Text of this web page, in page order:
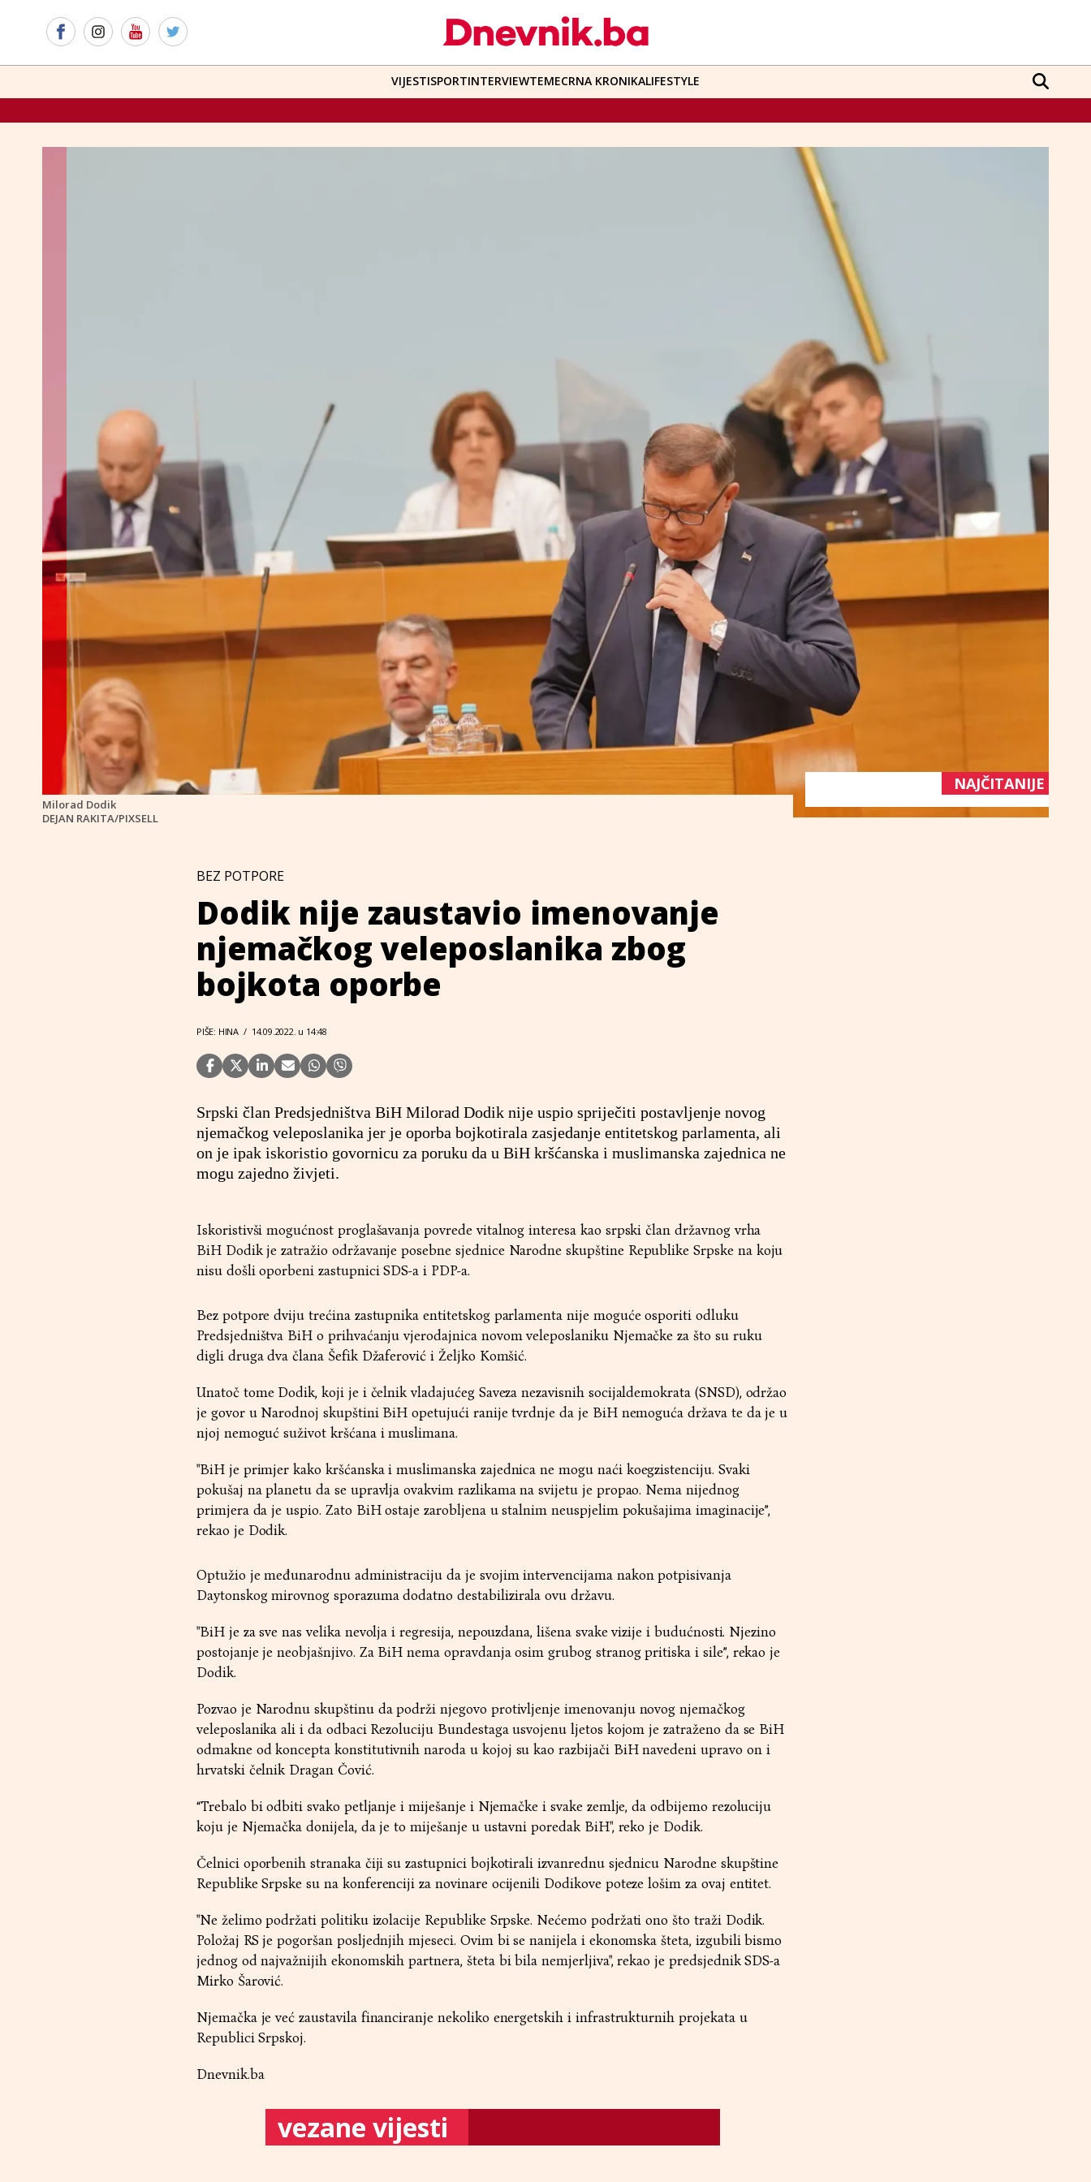
VIJESTISPORTINTERVIEWTEMECRNA KRONIKALIFESTYLE
Milorad Dodik
DEJAN RAKITA/PIXSELL
BEZ POTPORE
Dodik nije zaustavio imenovanje
njemačkog veleposlanika zbog
bojkota oporbe
PIŠE: HINA / 14.09.2022. u 14:48
Srpski član Predsjedništva BiH Milorad Dodik nije uspio spriječiti postavljenje novog
njemačkog veleposlanika jer je oporba bojkotirala zasjedanje entitetskog parlamenta, ali
on je ipak iskoristio govornicu za poruku da u BiH kršćanska i muslimanska zajednica ne
mogu zajedno živjeti.
Iskoristivši mogućnost proglašavanja povrede vitalnog interesa kao srpski član državnog vrha
BiH Dodik je zatražio održavanje posebne sjednice Narodne skupštine Republike Srpske na koju
nisu došli oporbeni zastupnici SDS-a i PDP-a.
Bez potpore dviju trećina zastupnika entitetskog parlamenta nije moguće osporiti odluku
Predsjedništva BiH o prihvaćanju vjerodajnica novom veleposlaniku Njemačke za što su ruku
digli druga dva člana Šefik Džaferović i Željko Komšić.
Unatoč tome Dodik, koji je i čelnik vladajućeg Saveza nezavisnih socijaldemokrata (SNSD), održao
je govor u Narodnoj skupštini BiH opetujući ranije tvrdnje da je BiH nemoguća država te da je u
njoj nemoguć suživot kršćana i muslimana.
"BiH je primjer kako kršćanska i muslimanska zajednica ne mogu naći koegzistenciju. Svaki
pokušaj na planetu da se upravlja ovakvim razlikama na svijetu je propao. Nema nijednog
primjera da je uspio. Zato BiH ostaje zarobljena u stalnim neuspjelim pokušajima imaginacije”,
rekao je Dodik.
Optužio je međunarodnu administraciju da je svojim intervencijama nakon potpisivanja
Daytonskog mirovnog sporazuma dodatno destabilizirala ovu državu.
"BiH je za sve nas velika nevolja i regresija, nepouzdana, lišena svake vizije i budućnosti. Njezino
postojanje je neobjašnjivo. Za BiH nema opravdanja osim grubog stranog pritiska i sile”, rekao je
Dodik.
Pozvao je Narodnu skupštinu da podrži njegovo protivljenje imenovanju novog njemačkog
veleposlanika ali i da odbaci Rezoluciju Bundestaga usvojenu ljetos kojom je zatraženo da se BiH
odmakne od koncepta konstitutivnih naroda u kojoj su kao razbijači BiH navedeni upravo on i
hrvatski čelnik Dragan Čović.
“Trebalo bi odbiti svako petljanje i miješanje i Njemačke i svake zemlje, da odbijemo rezoluciju
koju je Njemačka donijela, da je to miješanje u ustavni poredak BiH", reko je Dodik.
Čelnici oporbenih stranaka čiji su zastupnici bojkotirali izvanrednu sjednicu Narodne skupštine
Republike Srpske su na konferenciji za novinare ocijenili Dodikove poteze lošim za ovaj entitet.
"Ne želimo podržati politiku izolacije Republike Srpske. Nećemo podržati ono što traži Dodik.
Položaj RS je pogoršan posljednjih mjeseci. Ovim bi se nanijela i ekonomska šteta, izgubili bismo
jednog od najvažnijih ekonomskih partnera, šteta bi bila nemjerljiva", rekao je predsjednik SDS-a
Mirko Šarović.
Njemačka je već zaustavila financiranje nekoliko energetskih i infrastrukturnih projekata u
Republici Srpskoj.
Dnevnik.ba
vezane vijesti
NAJČITANIJE